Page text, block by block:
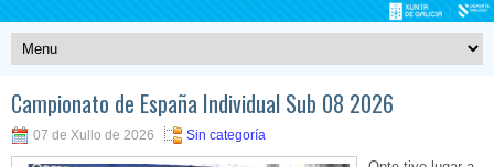
Campionato de España Individual Sub 08 2026
07 de Xullo de 2026 Sin categoría